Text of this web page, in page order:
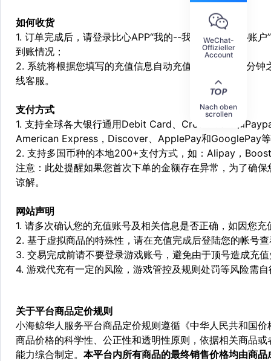
如何收货
1. 订单完成后，请登录比心APP“我的--我的钱包--比心账
到账情况；
2. 系统将根据您填写的充值信息自动充值，一般会在3分
线客服。
支付方式
1. 支持全球各大银行通用Debit Card、Credit Card和
American Express，Discover、ApplePay和GooglePay
2. 支持多国币种的本地200+支付方式，如：Alipay，
注意：此处提醒如果您首次下单的金额存在异常，为了确
谅解。
网站声明
1. 请多次确认您的充值账号及相关信息是否正确，如因您
2. 基于虚拟商品的特殊性，请在充值完成后登陆您的帐号
3. 交易完成前请不要登录游戏账号，避免由于顶号造成充
4. 游戏代充有一定的风险，游戏管控及规则处罚等风险需
关于平台商品定价规则
小海鲸华人服务平台商品定价规则遵循《中华人民共和国
商品价格的科学性、公正性和透明性原则，依据相关商品
能力综合制定。 本平台内所有商品的最终销售价格均由商
WeChat-
Offizieller
Account
Nach oben
scrollen